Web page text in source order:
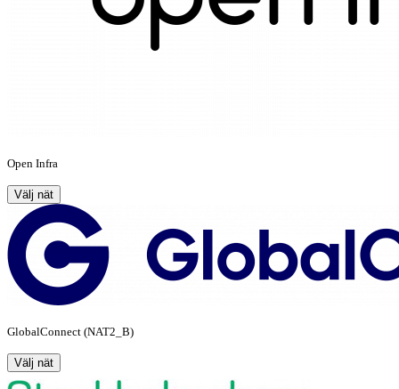
Open Infra
Välj nät
GlobalConnect (NAT2_B)
Välj nät